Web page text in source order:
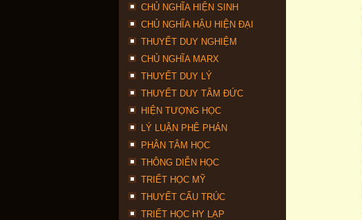
CHỦ NGHĨA HIỆN SINH
CHỦ NGHĨA HẬU HIỆN ĐẠI
THUYẾT DUY NGHIỆM
CHỦ NGHĨA MARX
THUYẾT DUY LÝ
THUYẾT DUY TÂM ĐỨC
HIỆN TƯỢNG HỌC
LÝ LUẬN PHÊ PHÁN
PHÂN TÂM HỌC
THÔNG DIỄN HỌC
TRIẾT HỌC MỸ
THUYẾT CẤU TRÚC
TRIẾT HỌC HY LẠP